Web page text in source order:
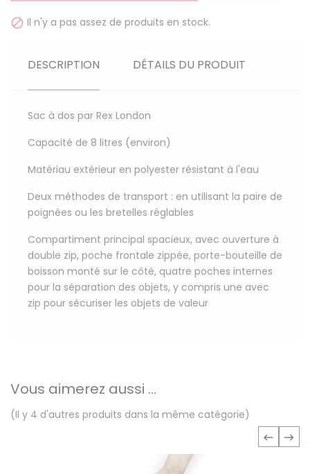
 Il n'y a pas assez de produits en stock.
DESCRIPTION DÉTAILS DU PRODUIT
Sac à dos par Rex London
Capacité de 8 litres (environ)
Matériau extérieur en polyester résistant à l'eau
Deux méthodes de transport : en utilisant la paire de
poignées ou les bretelles réglables
Compartiment principal spacieux, avec ouverture à
double zip, poche frontale zippée, porte-bouteille de
boisson monté sur le côté, quatre poches internes
pour la séparation des objets, y compris une avec
zip pour sécuriser les objets de valeur
Vous aimerez aussi ...
(Il y 4 d'autres produits dans la même catégorie)